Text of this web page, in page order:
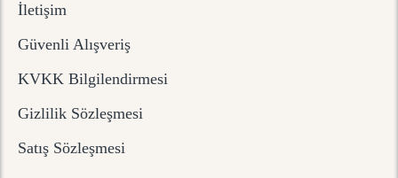
İletişim
Güvenli Alışveriş
KVKK Bilgilendirmesi
Gizlilik Sözleşmesi
Satış Sözleşmesi